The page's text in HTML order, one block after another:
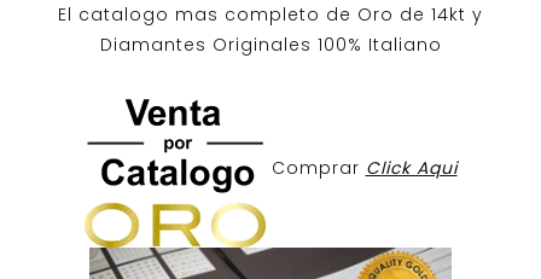
El catalogo mas completo de Oro de 14kt y
Diamantes Originales 100% Italiano
Comprar Click Aqui